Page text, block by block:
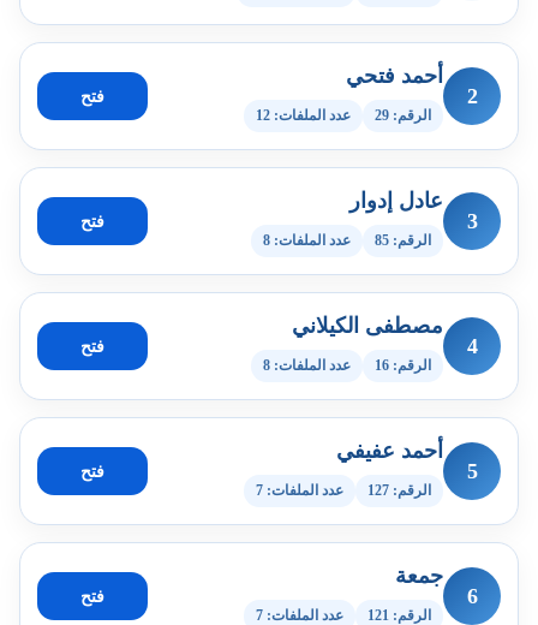
2
أحمد فتحي
الرقم: 29 عدد الملفات: 12
فتح
3
عادل إدوار
الرقم: 85 عدد الملفات: 8
فتح
4
مصطفى الكيلاني
الرقم: 16 عدد الملفات: 8
فتح
5
أحمد عفيفي
الرقم: 127 عدد الملفات: 7
فتح
6
جمعة
الرقم: 121 عدد الملفات: 7
فتح